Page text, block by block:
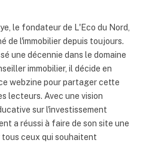
le fondateur de L'Eco du Nord,
de l'immobilier depuis toujours.
une décennie dans le domaine
immobilier, il décide en
webzine pour partager cette
lecteurs. Avec une vision
sur l'investissement
a réussi à faire de son site une
ceux qui souhaitent